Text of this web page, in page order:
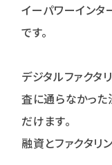
イーパワーインタ
です。
デジタルファクタ
査に通らなかった
だけます。
融資とファクタリ